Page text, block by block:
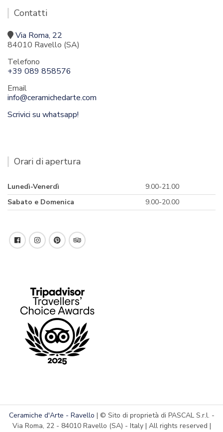
Contatti
Via Roma, 22
84010 Ravello (SA)
Telefono
+39 089 858576
Email
info@ceramichedarte.com
Scrivici su whatsapp!
Orari di apertura
Lunedì-Venerdì
9.00-21.00
Sabato e Domenica
9.00-20.00
Ceramiche d'Arte - Ravello | © Sito di proprietà di PASCAL S.r.l. -
Via Roma, 22 - 84010 Ravello (SA) - Italy | All rights reserved |